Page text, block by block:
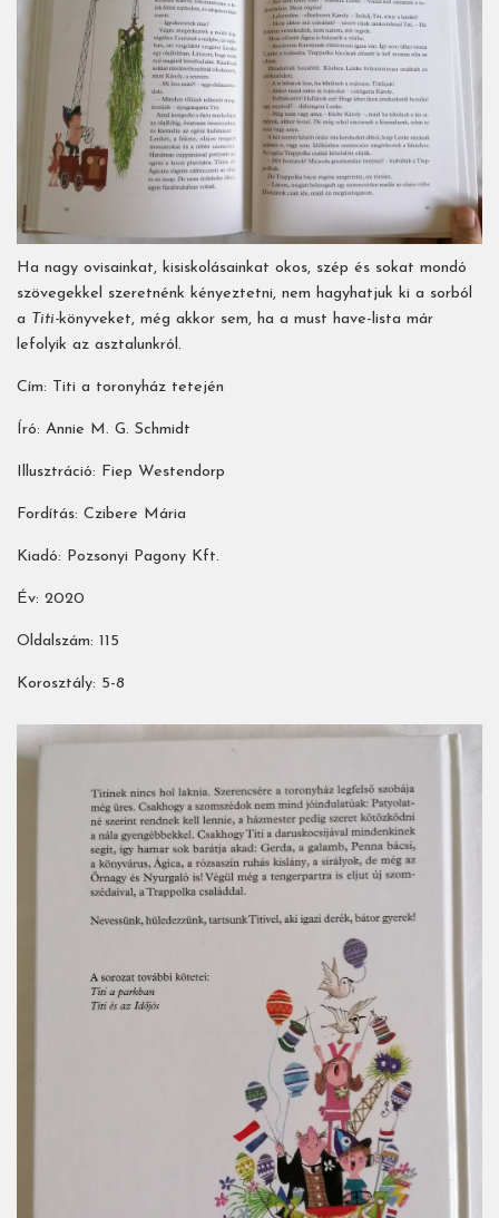
Ha nagy ovisainkat, kisiskolásainkat okos, szép és sokat mondó
szövegekkel szeretnénk kényeztetni, nem hagyhatjuk ki a sorból
a Titi-könyveket, még akkor sem, ha a must have-lista már
lefolyik az asztalunkról.
Cím: Titi a toronyház tetején
Író: Annie M. G. Schmidt
Illusztráció: Fiep Westendorp
Fordítás: Czibere Mária
Kiadó: Pozsonyi Pagony Kft.
Év: 2020
Oldalszám: 115
Korosztály: 5-8